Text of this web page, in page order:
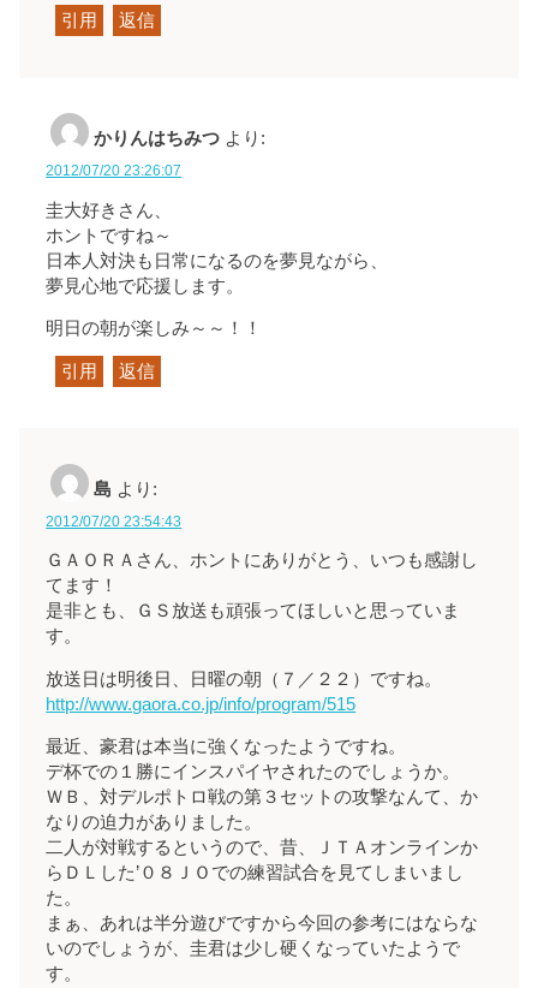
引用 返信
かりんはちみつ より:
2012/07/20 23:26:07
圭大好きさん、
ホントですね～
日本人対決も日常になるのを夢見ながら、
夢見心地で応援します。
明日の朝が楽しみ～～！！
引用 返信
島 より:
2012/07/20 23:54:43
ＧＡＯＲＡさん、ホントにありがとう、いつも感謝し
てます！
是非とも、ＧＳ放送も頑張ってほしいと思っていま
す。
放送日は明後日、日曜の朝（７／２２）ですね。
http://www.gaora.co.jp/info/program/515
最近、豪君は本当に強くなったようですね。
デ杯での１勝にインスパイヤされたのでしょうか。
ＷＢ、対デルポトロ戦の第３セットの攻撃なんて、か
なりの迫力がありました。
二人が対戦するというので、昔、ＪＴＡオンラインか
らＤＬした’０８ＪＯでの練習試合を見てしまいまし
た。
まぁ、あれは半分遊びですから今回の参考にはならな
いのでしょうが、圭君は少し硬くなっていたようで
す。